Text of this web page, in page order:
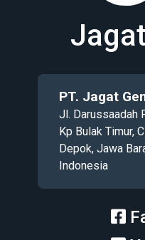
PT. Jagat
Jl. Darussaadah
Kp Bulak Timur,
Depok, Jawa
Indonesia